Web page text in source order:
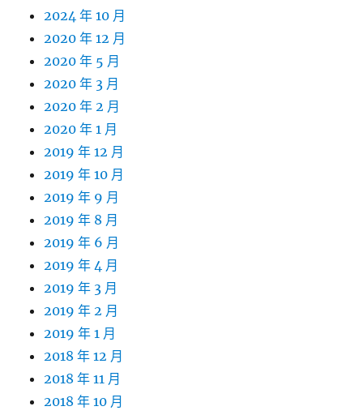
2024 年 10 月
2020 年 12 月
2020 年 5 月
2020 年 3 月
2020 年 2 月
2020 年 1 月
2019 年 12 月
2019 年 10 月
2019 年 9 月
2019 年 8 月
2019 年 6 月
2019 年 4 月
2019 年 3 月
2019 年 2 月
2019 年 1 月
2018 年 12 月
2018 年 11 月
2018 年 10 月